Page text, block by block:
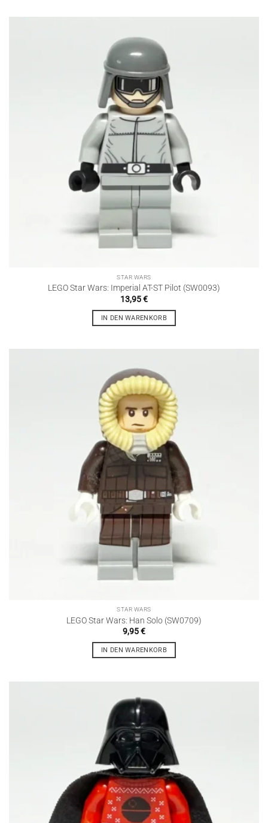
STAR WARS
LEGO Star Wars: Imperial AT-ST Pilot (SW0093)
13,95€
IN DEN WARENKORB
STAR WARS
LEGO Star Wars: Han Solo (SW0709)
9,95€
IN DEN WARENKORB